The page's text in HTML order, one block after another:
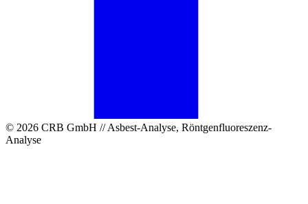
© 2026 CRB GmbH // Asbest-Analyse, Röntgenfluoreszenz-
Analyse